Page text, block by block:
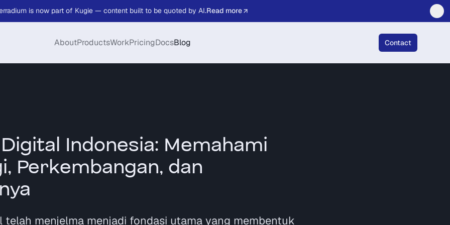
is now part of Kugie — content built to be quoted by AI.Read more
AboutProductsWorkPricingDocsBlog Contact
Indonesia: Memahami
Perkembangan, dan
telah menjelma menjadi fondasi utama yang membentuk